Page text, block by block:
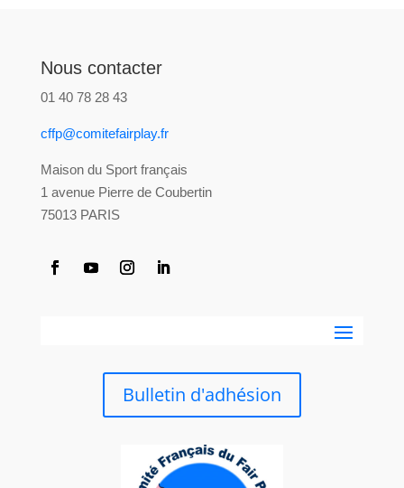
Nous contacter
01 40 78 28 43
cffp@comitefairplay.fr
Maison du Sport français
1 avenue Pierre de Coubertin
75013 PARIS
Bulletin d'adhésion